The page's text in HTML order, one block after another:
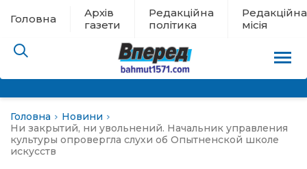
Головна
Архів
газети
Редакційна
політика
Редакційна
місія
евакуації
Головна
Новини
Ни закрытий, ни увольнений. Начальник управления
культуры опровергла слухи об Опытненской школе
искусств